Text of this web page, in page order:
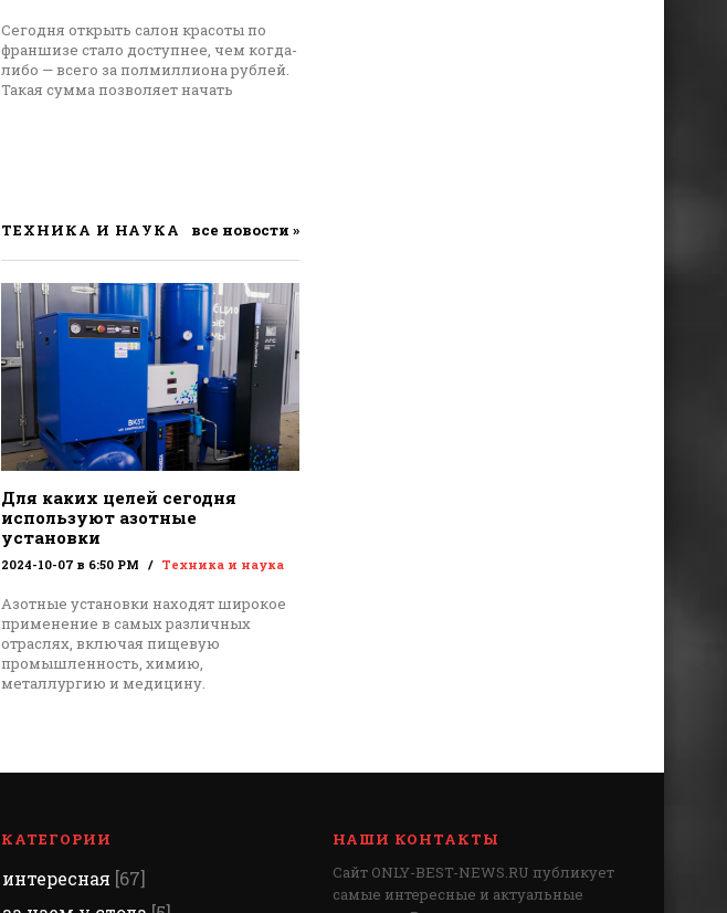
Сегодня открыть салон красоты по
франшизе стало доступнее, чем когда-
либо — всего за полмиллиона рублей.
Такая сумма позволяет начать
ТЕХНИКА И НАУКА все новости »
Для каких целей сегодня
используют азотные
установки
2024-10-07 в 6:50 PM Техника и наука
Азотные установки находят широкое
применение в самых различных
отраслях, включая пищевую
промышленность, химию,
металлургию и медицину.
КАТЕГОРИИ
интересная [67]
НАШИ КОНТАКТЫ
Сайт ONLY-BEST-NEWS.RU публикует
самые интересные и актуальные